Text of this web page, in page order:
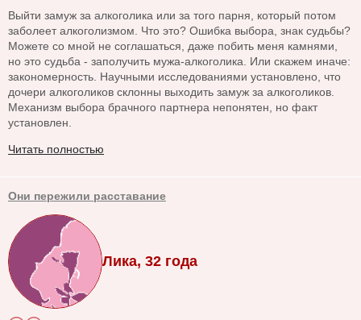
Выйти замуж за алкоголика или за того парня, который потом
заболеет алкоголизмом. Что это? Ошибка выбора, знак судьбы?
Можете со мной не соглашаться, даже побить меня камнями,
но это судьба - заполучить мужа-алкоголика. Или скажем иначе:
закономерность. Научными исследованиями установлено, что
дочери алкоголиков склонны выходить замуж за алкоголиков.
Механизм выбора брачного партнера непонятен, но факт
установлен.
Читать полностью
Они пережили расставание
Лика, 32 года